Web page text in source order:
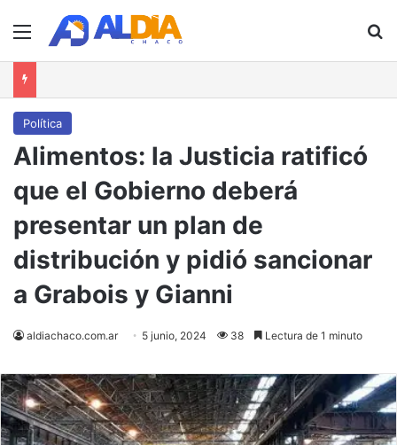
Menú
Política
Alimentos: la Justicia ratificó
que el Gobierno deberá
presentar un plan de
distribución y pidió sancionar
a Grabois y Gianni
aldiachaco.com.ar 5 junio, 2024 38 Lectura de 1 minuto